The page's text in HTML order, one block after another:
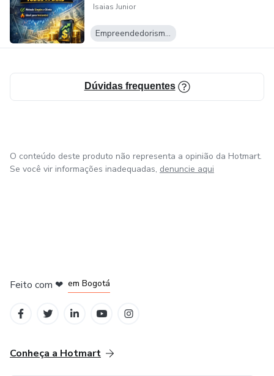
Este ebook foi feito para quem:
✔ Não tem experiência
✔ Não quer aparecer
✔ Quer algo simples e direto
Aprenda o passo a passo para começar no digital ainda
Isaias Junior
Empreendedorismo Digital
Dúvidas frequentes
O conteúdo deste produto não representa a opinião da Hotmart.
Se você vir informações inadequadas, denuncie aqui
Feito com ❤ em Bogotá
Conheça a Hotmart